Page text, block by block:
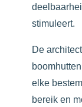
stimuleert.
De
elke
bereik en